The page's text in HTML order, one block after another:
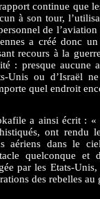
continue que
à son tour,
de l’aviation
a créé donc
recours à la
: presque aucune
Unis ou d’Israël
quel endroit
a ainsi écrit : «
ont rendu
aériens dans le
quelconque et
par les Etats-
des rebelles